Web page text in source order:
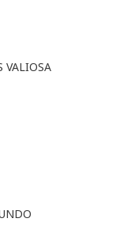
VALIOSA